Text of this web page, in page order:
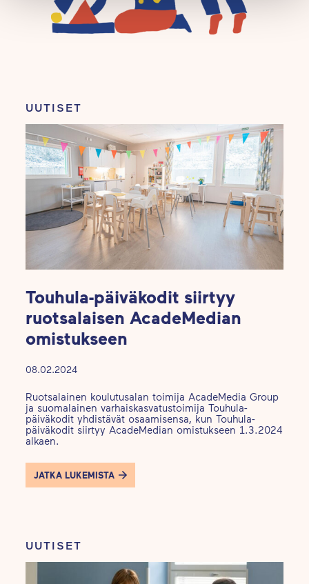
UUTISET
Touhula-päiväkodit siirtyy
ruotsalaisen AcadeMedian
omistukseen
08.02.2024
Ruotsalainen koulutusalan toimija AcadeMedia Group
ja suomalainen varhaiskasvatustoimija Touhula-
päiväkodit yhdistävät osaamisensa, kun Touhula-
päiväkodit siirtyy AcadeMedian omistukseen 1.3.2024
alkaen.
JATKA LUKEMISTA
UUTISET